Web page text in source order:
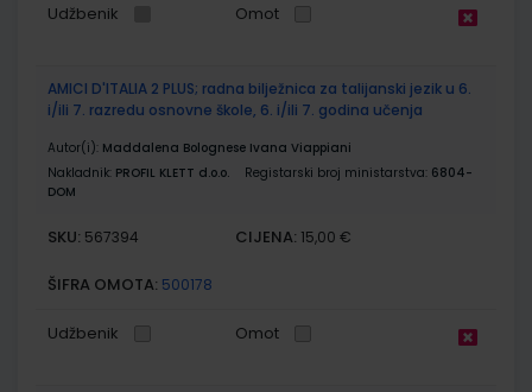
Udžbenik Omot
AMICI D'ITALIA 2 PLUS; radna bilježnica za talijanski jezik u 6.
i/ili 7. razredu osnovne škole, 6. i/ili 7. godina učenja
Autor(i): Maddalena Bolognese Ivana Viappiani
Nakladnik: PROFIL KLETT d.o.o. Registarski broj ministarstva: 6804-
DOM
SKU: 567394 CIJENA: 15,00 €
ŠIFRA OMOTA: 500178
Udžbenik Omot